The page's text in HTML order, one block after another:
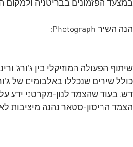
במצעד הפזמונים בבריטניה ולמקום
הנה השיר Photograph:
שיתוף הפעולה המוזיקלי בין ג'ורג'
כולל שירים שנכללו באלבומים של
דש. בעוד שהצמד לנון-מקרטני ידע
הצמד הריסון-סטאר נהנה מיציבות